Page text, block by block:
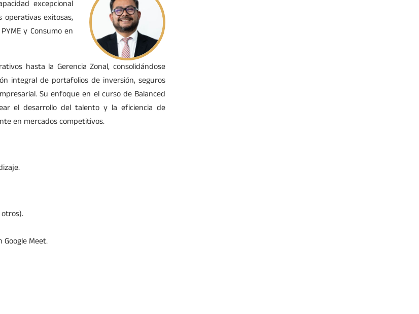
excepcional
exitosas,
y Consumo en
hasta la Gerencia Zonal, consolidándose
integral de portafolios de inversión, seguros
Su enfoque en el curso de Balanced
el desarrollo del talento y la eficiencia de
en mercados competitivos.
Google Meet.